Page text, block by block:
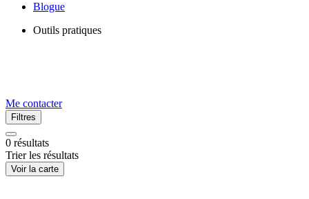
Blogue
Outils pratiques
Me contacter
Filtres
0 résultats
Trier les résultats
Voir la carte